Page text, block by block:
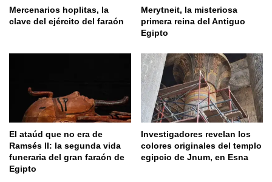
Mercenarios hoplitas, la
clave del ejército del faraón
Merytneit, la misteriosa
primera reina del Antiguo
Egipto
El ataúd que no era de
Ramsés II: la segunda vida
funeraria del gran faraón de
Egipto
Investigadores revelan los
colores originales del templo
egipcio de Jnum, en Esna